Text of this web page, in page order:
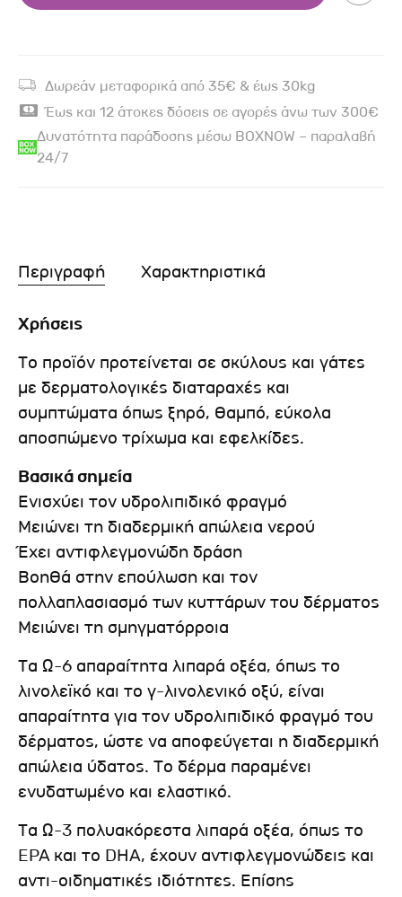
Δωρεάν μεταφορικά από 35€ & έως 30kg
Έως και 12 άτοκες δόσεις σε αγορές άνω των 300€
Δυνατότητα παράδοσης μέσω BOXNOW – παραλαβή
24/7
Περιγραφή Χαρακτηριστικά
Χρήσεις
Το προϊόν προτείνεται σε σκύλους και γάτες
με δερματολογικές διαταραχές και
συμπτώματα όπως ξηρό, θαμπό, εύκολα
αποσπώμενο τρίχωμα και εφελκίδες.
Bασικά σημεία
Ενισχύει τον υδρολιπιδικό φραγμό
Μειώνει τη διαδερμική απώλεια νερού
Έχει αντιφλεγμονώδη δράση
Βοηθά στην επούλωση και τον
πολλαπλασιασμό των κυττάρων του δέρματος
Μειώνει τη σμηγματόρροια
Τα Ω-6 απαραίτητα λιπαρά οξέα, όπως το
λινολεϊκό και το γ-λινολενικό οξύ, είναι
απαραίτητα για τον υδρολιπιδικό φραγμό του
δέρματος, ώστε να αποφεύγεται η διαδερμική
απώλεια ύδατος. Το δέρμα παραμένει
ενυδατωμένο και ελαστικό.
Τα Ω-3 πολυακόρεστα λιπαρά οξέα, όπως το
EPA και το DHA, έχουν αντιφλεγμονώδεις και
αντι-οιδηματικές ιδιότητες. Επίσης